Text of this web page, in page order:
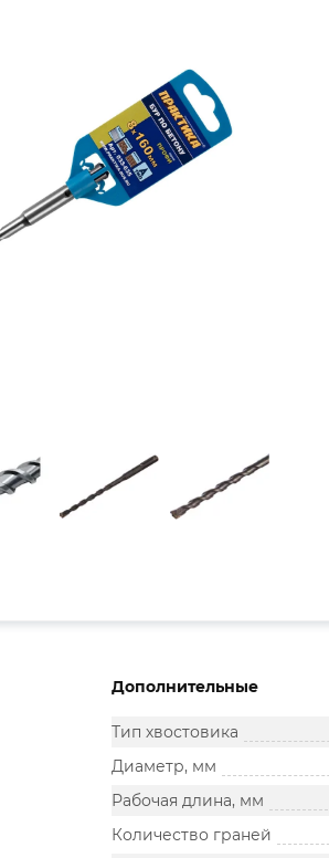
Дополнительные
Тип хвостовика
Диаметр, мм
Рабочая длина, мм
Количество граней